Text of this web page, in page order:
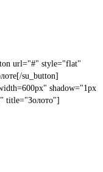
url="#" style="flat"
su_button]
shadow="1px
title="Золото"]